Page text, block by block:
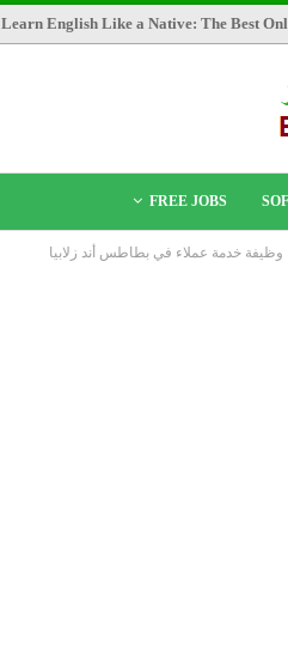
Learn English Like a Native: The Best
FREE JOBS
وظيفة خدمة عملاء في بطاطس أند زلابيا